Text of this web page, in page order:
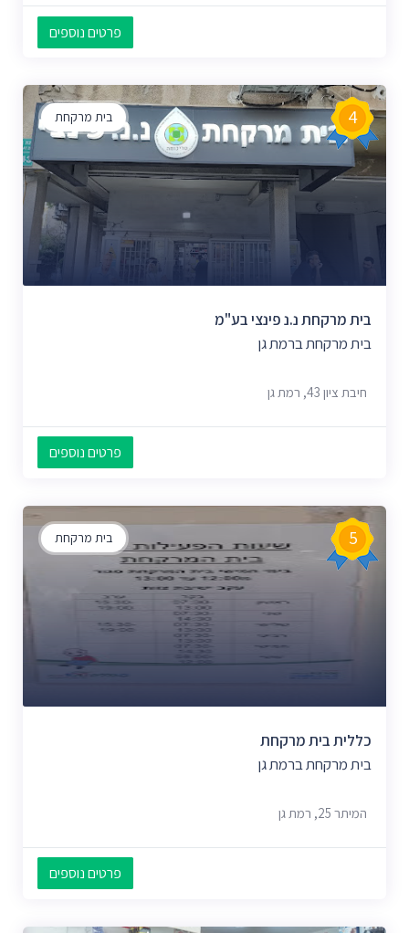
פרטים נוספים
בית מרקחת 4
בית מרקחת נ.נ פינצי בע"מ
בית מרקחת ברמת גן
חיבת ציון 43, רמת גן
פרטים נוספים
בית מרקחת 5
כללית בית מרקחת
בית מרקחת ברמת גן
המיתר 25, רמת גן
פרטים נוספים